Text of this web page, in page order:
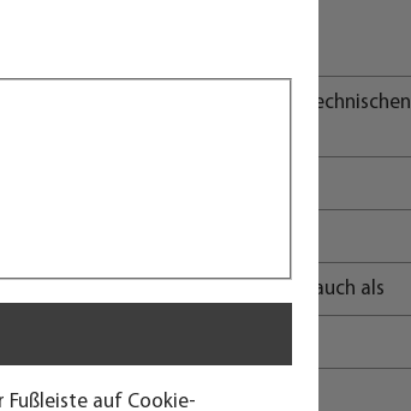
Fußleiste auf Cookie-
oder für den Test von technischen
Güter oder auch als